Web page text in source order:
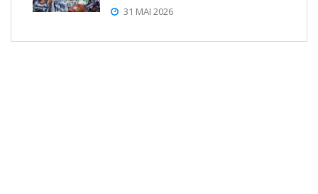
31 MAI 2026